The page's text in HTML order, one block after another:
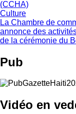
Culture
La Chambre de
annonce des
de la cérémonie du
Pub
Vidéo en